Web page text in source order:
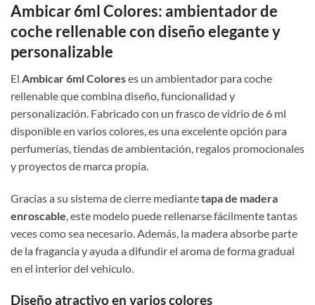
Ambicar 6ml Colores: ambientador de
coche rellenable con diseño elegante y
personalizable
El Ambicar 6ml Coloreses un ambientador para coche
rellenable que combina diseño, funcionalidad y
personalización. Fabricado con un frasco de vidrio de 6 ml
disponible en varios colores, es una excelente opción para
perfumerías, tiendas de ambientación, regalos promocionales
y proyectos de marca propia.
Gracias a su sistema de cierre mediantetapa de madera
enroscable , este modelo puede rellenarse fácilmente tantas
veces como sea necesario. Además, la madera absorbe parte
de la fragancia y ayuda a difundir el aroma de forma gradual
en el interior del vehículo.
Diseño atractivo en varios colores